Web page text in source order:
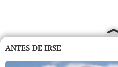
ANTES DE IRSE